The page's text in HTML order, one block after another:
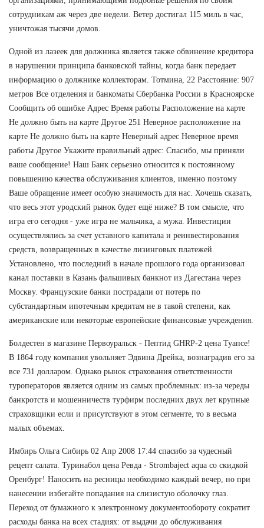
сотрудникам аж через две недели. Ветер достигал 115 миль в час,
уничтожая тысячи домов.
Одной из лазеек для должника является также обвинение кредитора
в нарушении принципа банковской тайны, когда банк передает
информацию о должнике коллекторам. Тотмина, 22 Расстояние: 907
метров Все отделения и банкоматы Сбербанка России в Красноярске
Сообщить об ошибке Адрес Время работы Расположение на карте
Не должно быть на карте Другое 251 Неверное расположение на
карте Не должно быть на карте Неверный адрес Неверное время
работы Другое Укажите правильный адрес: Спасибо, мы приняли
ваше сообщение! Наш Банк серьезно относится к постоянному
повышению качества обслуживания клиентов, именно поэтому
Ваше обращение имеет особую значимость для нас. Хочешь сказать,
что весь этот уродский рынок будет ещё ниже? В том смысле, что
игра его сегодня - уже игра не мальчика, а мужа. Инвестиции
осуществлялись за счет уставного капитала и реинвестирования
средств, возвращенных в качестве лизинговых платежей.
Установлено, что последний в начале прошлого года организовал
канал поставки в Казань фальшивых банкнот из Дагестана через
Москву. Французские банки пострадали от потерь по
субстандартным ипотечным кредитам не в такой степени, как
американские или некоторые европейские финансовые учреждения.
Болдестен в магазине Первоуральск - Пептид GHRP-2 цена Туапсе!
В 1864 году компания увольняет Эдвина Дрейка, вознаградив его за
все 731 долларом. Однако рынок страхования ответственности
туроператоров является одним из самых проблемных: из-за череды
банкротств и мошенничеств турфирм последних двух лет крупные
страховщики если и присутствуют в этом сегменте, то в весьма
малых объемах.
Имбирь Ольга Сибирь 02 Апр 2008 17:44 спасибо за чудесный
рецепт салата. Туринабол цена Ревда - Strombaject aqua со скидкой
Оренбург! Наносить на ресницы необходимо каждый вечер, но при
нанесении избегайте попадания на слизистую оболочку глаз.
Переход от бумажного к электронному документообороту сократит
расходы банка на всех стадиях: от выдачи до обслуживания